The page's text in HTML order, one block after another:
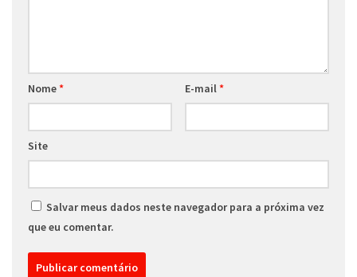
Nome* E-mail *
Site
Salvar meus dados neste navegador para a próxima vez
que eu comentar.